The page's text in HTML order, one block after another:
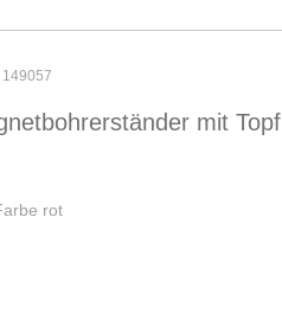
149057
mit Topf
rot